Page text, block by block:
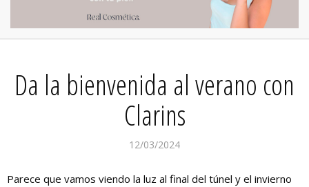
Da la bienvenida al verano con
Clarins
12/03/2024
Parece que vamos viendo la luz al final del túnel y el invierno